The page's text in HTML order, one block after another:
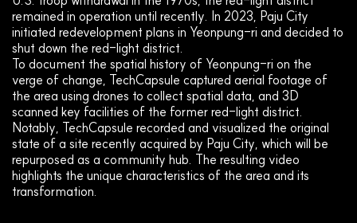
remained in operation until recently. In 2023, Paju City
initiated redevelopment plans in Yeonpung-ri and decided to
shut down the red-light district.
To document the spatial history of Yeonpung-ri on the
verge of change, TechCapsule captured aerial footage of
the area using drones to collect spatial data, and 3D
scanned key facilities of the former red-light district.
Notably, TechCapsule recorded and visualized the original
state of a site recently acquired by Paju City, which will be
repurposed as a community hub. The resulting video
highlights the unique characteristics of the area and its
transformation.